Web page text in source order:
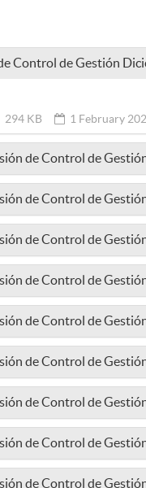
Control de Gestión
294 KB 1 February
de Control de
de Control de
de Control de
de Control de
de Control de
de Control de
de Control de
de Control de
de Control de